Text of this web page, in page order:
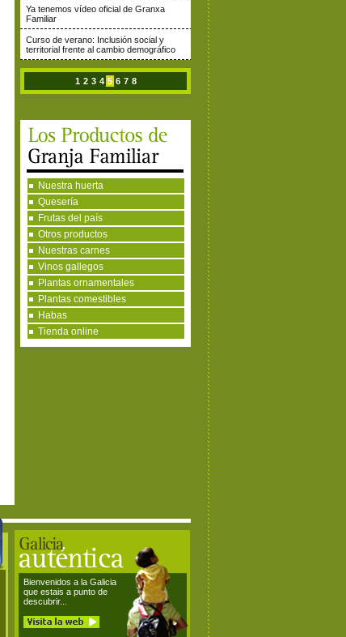
Ya tenemos vídeo oficial de Granxa
Familiar
Curso de verano: Inclusión social y
territorial frente al cambio demográfico
1 2 3 4 5 6 7 8
Nuestra huerta
Quesería
Frutas del país
Otros productos
Nuestras carnes
Vinos gallegos
Plantas ornamentales
Plantas comestibles
Habas
Tienda online
Bienvenidos a la Galicia
que estais a punto de
descubrir...